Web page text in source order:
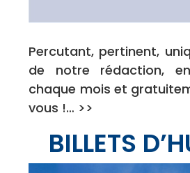
Percutant, pertinent,
de notre rédaction,
chaque mois et
vous !… >>
BILLETS